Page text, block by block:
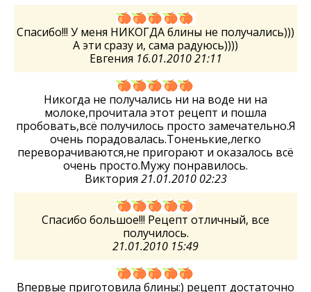
Спасибо!!! У меня НИКОГДА блины не получались)))
А эти сразу и, сама радуюсь))))
Евгения 16.01.2010 21:11
Никогда не получались ни на воде ни на
молоке,прочитала этот рецепт и пошла
пробовать,всё получилось просто замечательно.Я
очень порадовалась.Тоненькие,легко
переворачиваются,не пригорают и оказалось всё
очень просто.Мужу понравилось.
Виктория 21.01.2010 02:23
Спасибо большое!!! Рецепт отличный, все
получилось.
21.01.2010 15:49
Впервые приготовила блины:) рецепт достаточно